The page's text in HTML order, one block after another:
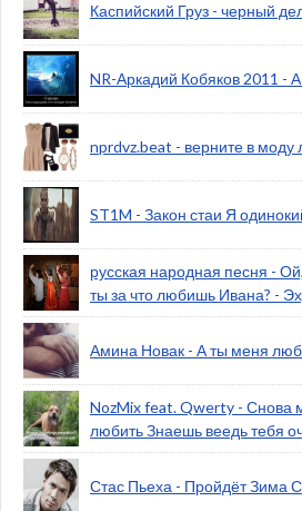
Каспийский Груз - черный
NR-Аркадий Кобяков 2011 -
nprdvz.beat - верните в моду
ST1M - Закон стаи Я
русская народная песня -
ты за что любишь Ивана? -
Амина Новак - А ты меня
NozMix feat. Qwerty - Снова
любить Знаешь веедь тебя
Стас Пьеха - Пройдёт Зима